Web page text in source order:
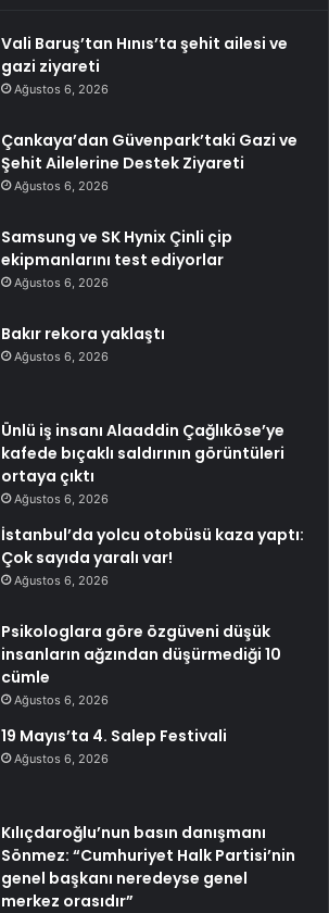
Vali Baruş’tan Hınıs’ta şehit ailesi ve
gazi ziyareti
Ağustos 6, 2026
Çankaya’dan Güvenpark’taki Gazi ve
Şehit Ailelerine Destek Ziyareti
Ağustos 6, 2026
Samsung ve SK Hynix Çinli çip
ekipmanlarını test ediyorlar
Ağustos 6, 2026
Bakır rekora yaklaştı
Ağustos 6, 2026
Ünlü iş insanı Alaaddin Çağlıköse’ye
kafede bıçaklı saldırının görüntüleri
ortaya çıktı
Ağustos 6, 2026
İstanbul’da yolcu otobüsü kaza yaptı:
Çok sayıda yaralı var!
Ağustos 6, 2026
Psikologlara göre özgüveni düşük
insanların ağzından düşürmediği 10
cümle
Ağustos 6, 2026
19 Mayıs’ta 4. Salep Festivali
Ağustos 6, 2026
Kılıçdaroğlu’nun basın danışmanı
Sönmez: “Cumhuriyet Halk Partisi’nin
genel başkanı neredeyse genel
merkez orasıdır”